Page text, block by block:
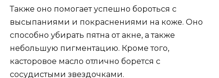
Также оно помогает успешно бороться с
высыпаниями и покраснениями на коже. Оно
способно убирать пятна от акне, а также
небольшую пигментацию. Кроме того,
касторовое масло отлично борется с
сосудистыми звездочками.